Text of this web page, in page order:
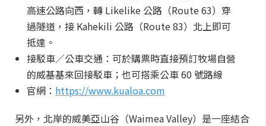
高速公路向西，轉 Likelike 公路（Route 63）穿
過隧道，接 Kahekili 公路（Route 83）北上即可
抵達。
接駁車／公車交通：可於購票時直接預訂牧場自營
的威基基來回接駁車；也可搭乘公車 60 號路線
官網： https://www.kualoa.com
另外，北岸的威美亞山谷（Waimea Valley）是一座結合